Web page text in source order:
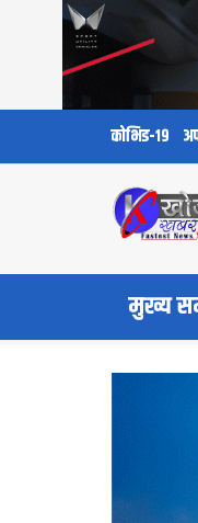
कोभिड-१९
मुख्य